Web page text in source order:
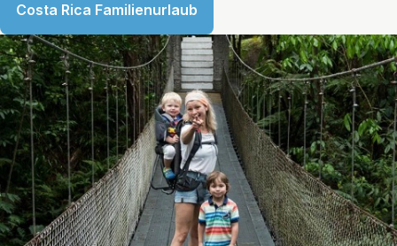
Costa Rica Familienurlaub